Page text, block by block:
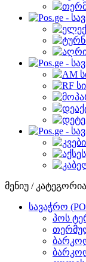
მენიუ / კატეგორია
სავაჭრო
პოს